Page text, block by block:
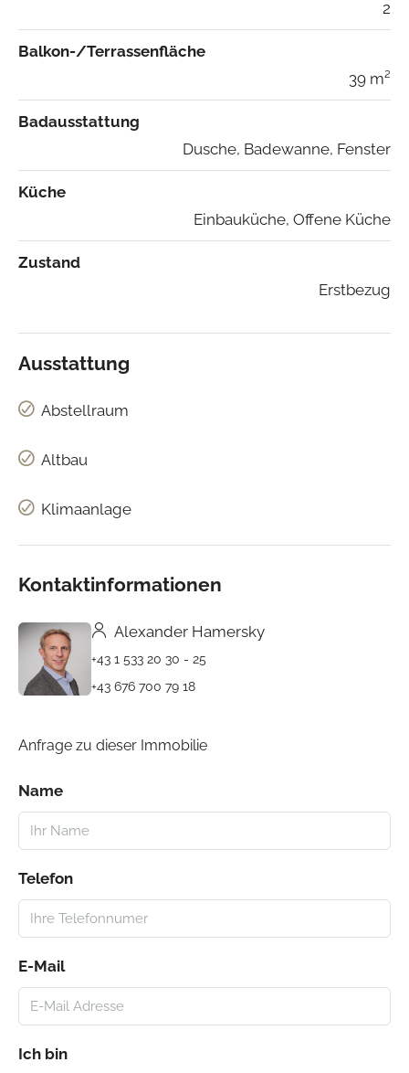
2
Balkon-/Terrassenfläche
39 m²
Badausstattung
Dusche, Badewanne, Fenster
Küche
Einbauküche, Offene Küche
Zustand
Erstbezug
Ausstattung
Abstellraum
Altbau
Klimaanlage
Kontaktinformationen
Alexander Hamersky
+43 1 533 20 30 - 25
+43 676 700 79 18
Anfrage zu dieser Immobilie
Name
Telefon
E-Mail
Ich bin